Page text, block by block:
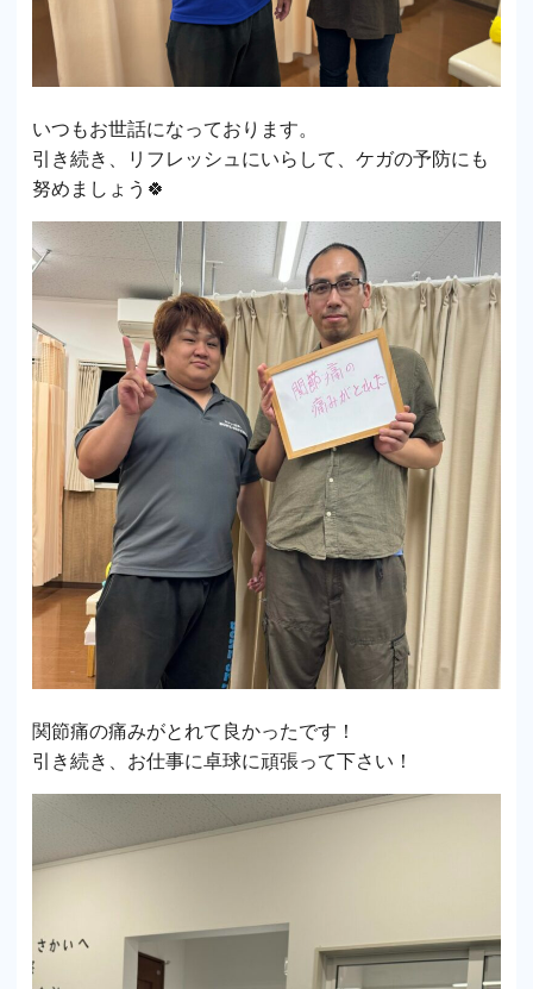
いつもお世話になっております。
引き続き、リフレッシュにいらして、ケガの予防にも
努めましょう🍀
関節痛の痛みがとれて良かったです！
引き続き、お仕事に卓球に頑張って下さい！